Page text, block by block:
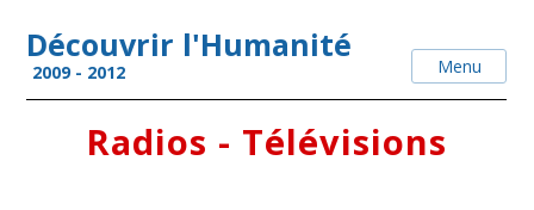
Découvrir l'Humanité
2009 - 2012
Radios - Télévisions